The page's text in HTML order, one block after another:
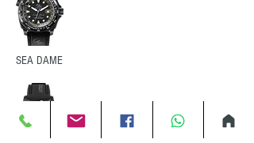
SEA DAME